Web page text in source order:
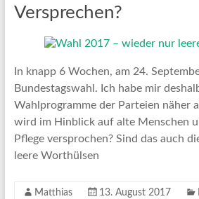
Versprechen?
In knapp 6 Wochen, am 24.
Bundestagswahl. Ich habe mir
Wahlprogramme der Parteien näher
wird im Hinblick auf alte Menschen
Pflege versprochen? Sind das auch
leere Worthülsen
Matthias 13. August 2017